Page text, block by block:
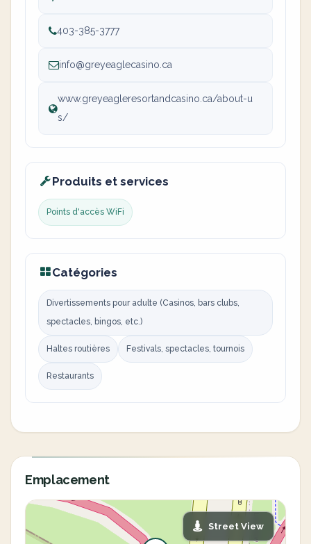
403-385-3777
info@greyeaglecasino.ca
www.greyeagleresortandcasino.ca/about-u
s/
Produits et services
Points d'accès WiFi
Catégories
Divertissements pour adulte (Casinos, bars clubs,
spectacles, bingos, etc.)
Haltes routières Festivals, spectacles, tournois
Restaurants
Emplacement
Street View